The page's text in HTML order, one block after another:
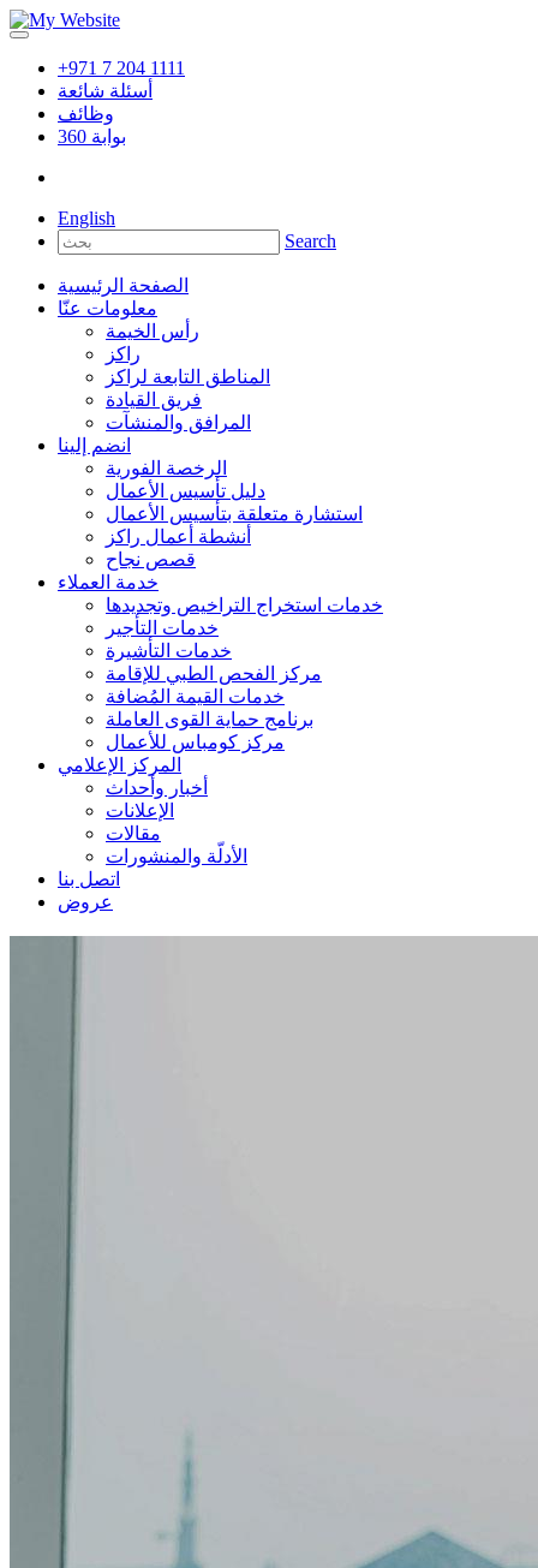
+971 7 204 1111
أسئلة شائعة
وظائف
360 بوابة
English
Search
الصفحة الرئيسية
معلومات عنّا
رأس الخيمة
راكز
المناطق التابعة لراكز
فريق القيادة
المرافق والمنشآت
انضم إلينا
الرخصة الفورية
دليل تأسيس الأعمال
استشارة متعلقة بتأسيس الأعمال
أنشطة أعمال راكز
قصص نجاح
خدمة العملاء
خدمات استخراج التراخيص وتجديدها
خدمات التأجير
خدمات التأشيرة
مركز الفحص الطبي للإقامة
خدمات القيمة المُضافة
برنامج حماية القوى العاملة
مركز كومباس للأعمال
المركز الإعلامي
أخبار وأحداث
الإعلانات
مقالات
الأدلّة والمنشورات
اتصل بنا
عروض